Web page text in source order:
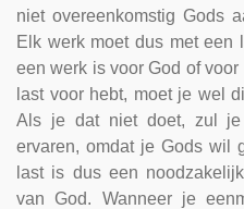
niet overeenkomstig Gods
Elk werk moet dus met een
een werk is voor God of
last voor hebt, moet je wel
Als je dat niet doet, zul je
ervaren, omdat je Gods wil
last is dus een
van God. Wanneer je